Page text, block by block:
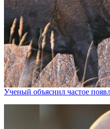
Ученый объяснил частое